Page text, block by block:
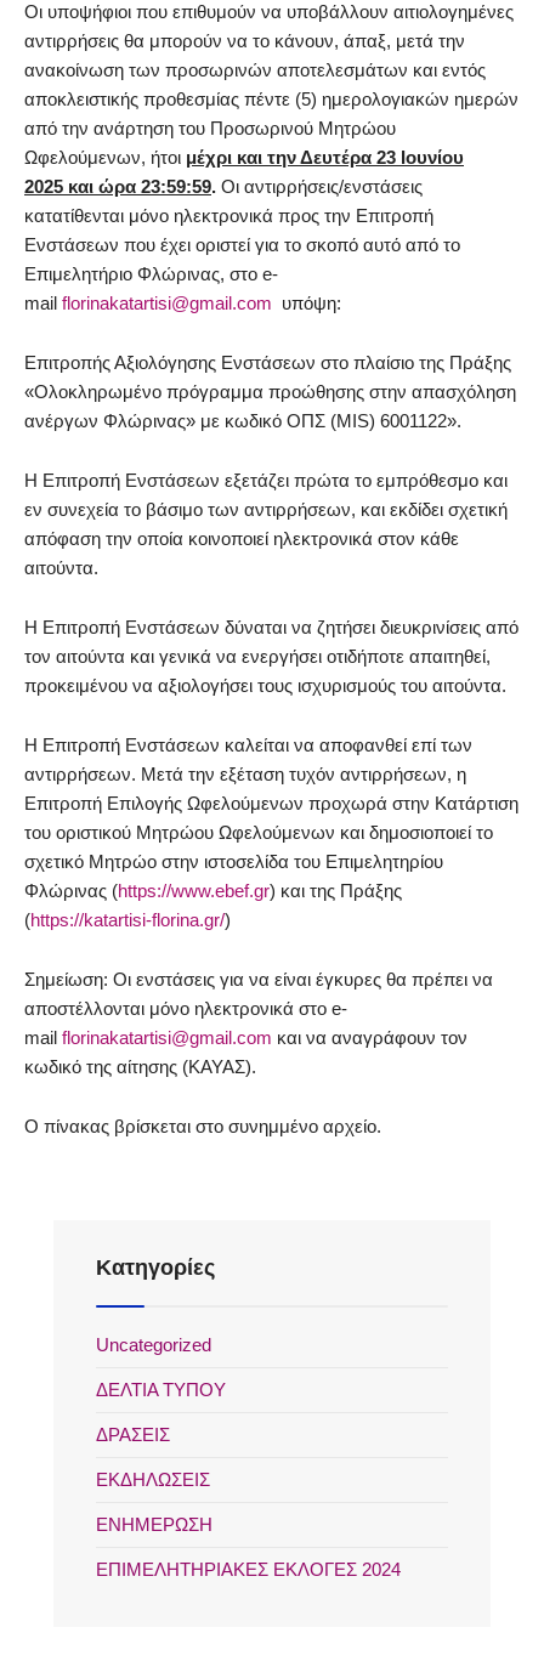
Οι υποψήφιοι που επιθυμούν να υποβάλλουν αιτιολογημένες
αντιρρήσεις θα μπορούν να το κάνουν, άπαξ, μετά την
ανακοίνωση των προσωρινών αποτελεσμάτων και εντός
αποκλειστικής προθεσμίας πέντε (5) ημερολογιακών ημερών
από την ανάρτηση του Προσωρινού Μητρώου
Ωφελούμενων, ήτοι μέχρι και την Δευτέρα 23 Ιουνίου
2025 και ώρα 23:59:59. Οι αντιρρήσεις/ενστάσεις
κατατίθενται μόνο ηλεκτρονικά προς την Επιτροπή
Ενστάσεων που έχει οριστεί για το σκοπό αυτό από το
Επιμελητήριο Φλώρινας, στο e-
mail florinakatartisi@gmail.com υπόψη:
Επιτροπής Αξιολόγησης Ενστάσεων στο πλαίσιο της Πράξης
«Ολοκληρωμένο πρόγραμμα προώθησης στην απασχόληση
ανέργων Φλώρινας» με κωδικό ΟΠΣ (MIS) 6001122».
Η Επιτροπή Ενστάσεων εξετάζει πρώτα το εμπρόθεσμο και
εν συνεχεία το βάσιμο των αντιρρήσεων, και εκδίδει σχετική
απόφαση την οποία κοινοποιεί ηλεκτρονικά στον κάθε
αιτούντα.
Η Επιτροπή Ενστάσεων δύναται να ζητήσει διευκρινίσεις από
τον αιτούντα και γενικά να ενεργήσει οτιδήποτε απαιτηθεί,
προκειμένου να αξιολογήσει τους ισχυρισμούς του αιτούντα.
Η Επιτροπή Ενστάσεων καλείται να αποφανθεί επί των
αντιρρήσεων. Μετά την εξέταση τυχόν αντιρρήσεων, η
Επιτροπή Επιλογής Ωφελούμενων προχωρά στην Κατάρτιση
του οριστικού Μητρώου Ωφελούμενων και δημοσιοποιεί το
σχετικό Μητρώο στην ιστοσελίδα του Επιμελητηρίου
Φλώρινας (https://www.ebef.gr) και της Πράξης
(https://katartisi-florina.gr/)
Σημείωση: Οι ενστάσεις για να είναι έγκυρες θα πρέπει να
αποστέλλονται μόνο ηλεκτρονικά στο e-
mail florinakatartisi@gmail.com και να αναγράφουν τον
κωδικό της αίτησης (ΚΑΥΑΣ).
Ο πίνακας βρίσκεται στο συνημμένο αρχείο.
Kατηγορίες
Uncategorized
ΔΕΛΤΙΑ ΤΥΠΟΥ
ΔΡΑΣΕΙΣ
ΕΚΔΗΛΩΣΕΙΣ
ΕΝΗΜΕΡΩΣΗ
ΕΠΙΜΕΛΗΤΗΡΙΑΚΕΣ ΕΚΛΟΓΕΣ 2024